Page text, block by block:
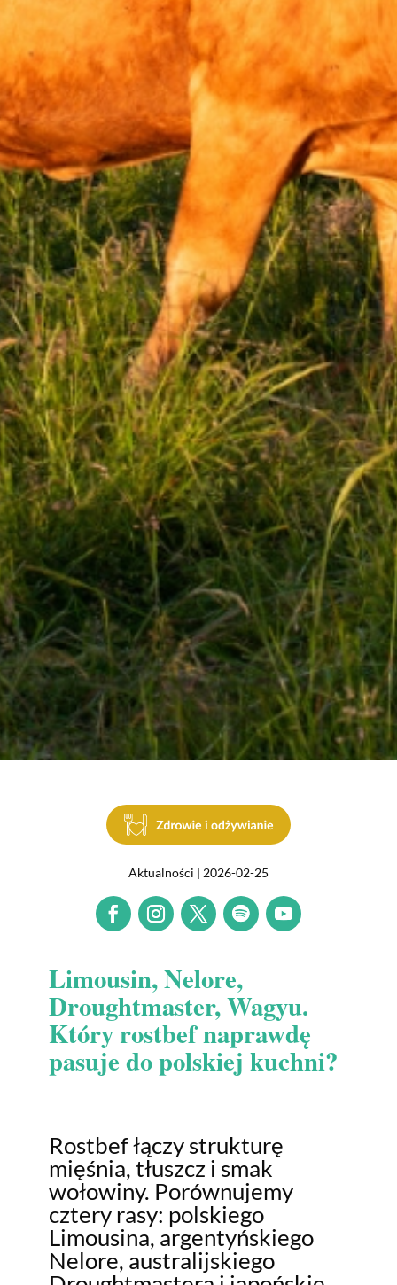
Aktualności | 2026-02-25
Limousin, Nelore,
Droughtmaster, Wagyu.
Który rostbef naprawdę
pasuje do polskiej kuchni?
Rostbef łączy strukturę
mięśnia, tłuszcz i smak
wołowiny. Porównujemy
cztery rasy: polskiego
Limousina, argentyńskiego
Nelore, australijskiego